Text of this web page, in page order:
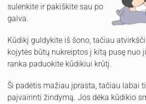
sulenkite ir pakiškite sau po
galva.
Kūdikį guldykite iš šono, tačiau
kojytės būtų nukreiptos į kitą pusę nuo
ranka paduokite kūdikiui krūtį.
Ši padėtis mažiau įprasta, tačiau labai
paįvairinti žindymą. Jos dėka kūdikio